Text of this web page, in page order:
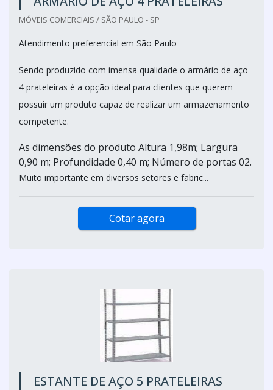
MÓVEIS COMERCIAIS / SÃO PAULO - SP
Atendimento preferencial em São Paulo
Sendo produzido com imensa qualidade o armário de aço
4 prateleiras é a opção ideal para clientes que querem
possuir um produto capaz de realizar um armazenamento
competente.
As dimensões do produto Altura 1,98m; Largura
0,90 m; Profundidade 0,40 m; Número de portas 02.
Muito importante em diversos setores e fabric...
Cotar agora
ESTANTE DE AÇO 5 PRATELEIRAS